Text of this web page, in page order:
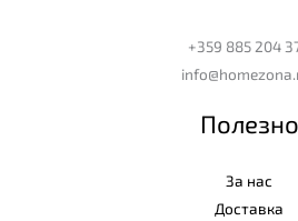
+359 885 204
Полезно
За нас
Доставка